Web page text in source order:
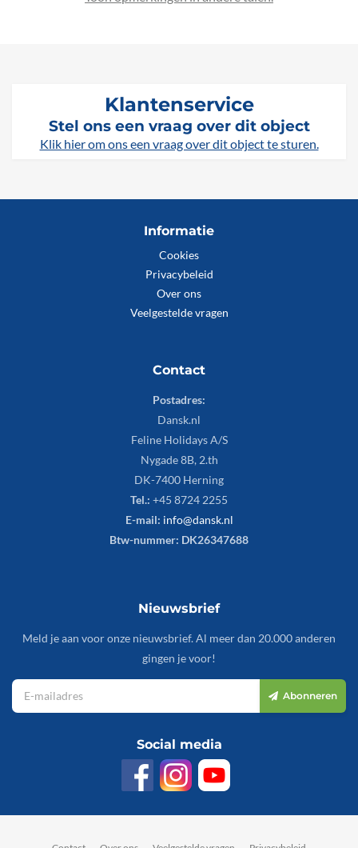
Klantenservice
Stel ons een vraag over dit object
Klik hier om ons een vraag over dit object te sturen.
Informatie
Cookies
Privacybeleid
Over ons
Veelgestelde vragen
Contact
Postadres:
Dansk.nl
Feline Holidays A/S
Nygade 8B, 2.th
DK-7400 Herning
Tel.: +45 8724 2255
E-mail: info@dansk.nl
Btw-nummer: DK26347688
Nieuwsbrief
Meld je aan voor onze nieuwsbrief. Al meer dan 20.000 anderen
gingen je voor!
Abonneren
Social media